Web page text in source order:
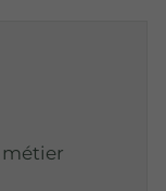
métier